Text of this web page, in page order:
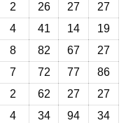
2 26 27
27
4 41 14 19
8 82 67
27
7 72 77 86
2 62 27
27
4 34 94
34